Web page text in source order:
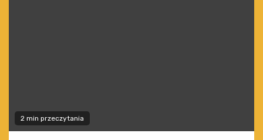
2 min przeczytania